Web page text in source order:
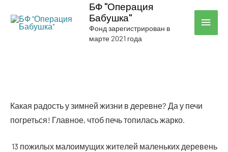
БФ "Операция
Бабушка"
Фонд зарегистрирован в
марте 2021 года
️Какая радость у зим­ней жиз­ни в деревне? Да у печи
погреть­ся! Глав­ное, чтоб печь топи­лась жарко.
13 пожи­лых мало­иму­щих жите­лей малень­ких дере­вень